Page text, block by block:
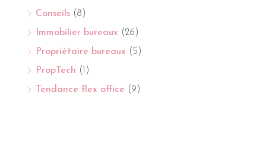
Conseils (8)
Immobilier bureaux (26)
Propriétaire bureaux (5)
PropTech (1)
Tendance flex office (9)